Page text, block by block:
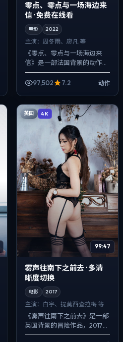
零点、零点与一场海边来
信 · 免费在线看
电影 2022
主演： 周冬雨、廖凡 等
《零点、零点与一场海边来
信》是一部法国背景的动作作
品，2022年公映，由丹尼斯·
维伦纽瓦执导，周冬雨、廖
97,502 7.2 动作
英国 4K
99:47
雾声往南下之前去 · 多清
晰度切换
电影 2017
主演： 白宇、提莫西·查拉梅 等
《雾声往南下之前去》是一部
英国背景的冒险作品，2017年
公映，由洪常秀执导，白宇、